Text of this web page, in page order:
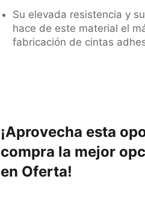
Su elevada resistencia y
hace de este material el
fabricación de cintas
¡Aprovecha esta
compra la mejor
en Oferta!